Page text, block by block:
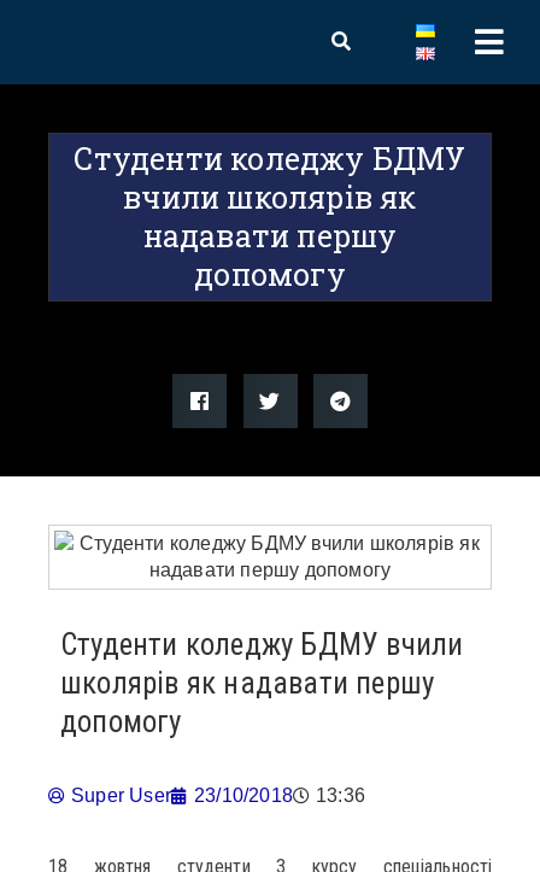
Студенти коледжу БДМУ
вчили школярів як
надавати першу
допомогу
Студенти коледжу БДМУ вчили
школярів як надавати першу
допомогу
Super User 23/10/2018 13:36
18 жовтня студенти 3 курсу спеціальності